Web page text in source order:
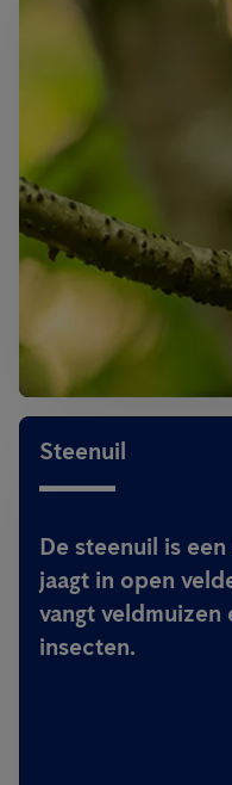
Steenuil
De steenuil is
jaagt in open
vangt veldmuizen
insecten.